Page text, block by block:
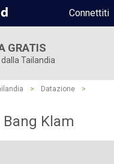
Connettiti
GRATIS
Tailandia
> Datazione
>
Klam